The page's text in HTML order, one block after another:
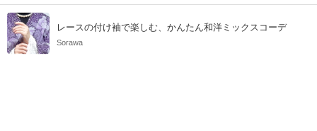
レースの付け袖で楽しむ、かんたん和洋ミックスコーデ
Sorawa